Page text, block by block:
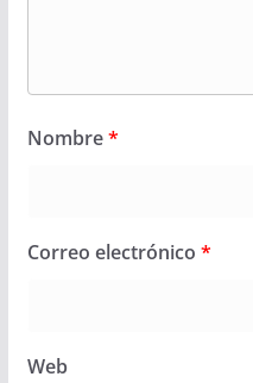
Nombre*
Correo electrónico *
Web